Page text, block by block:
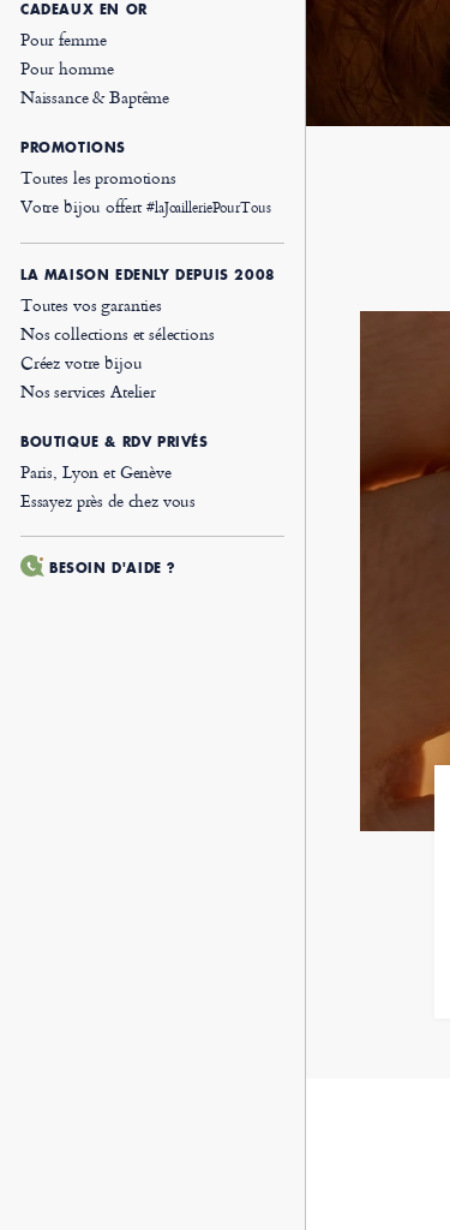
CADEAUX EN OR
Pour femme
Pour homme
Naissance & Baptême
PROMOTIONS
Toutes les promotions
Votre bijou offert#laJoailleriePourTous
LA MAISON EDENLY DEPUIS 2008
Toutes vos garanties
Nos collections et sélections
Créez votre bijou
Nos services Atelier
BOUTIQUE & RDV PRIVÉS
Paris, Lyon et Genève
Essayez près de chez vous
BESOIN D'AIDE ?